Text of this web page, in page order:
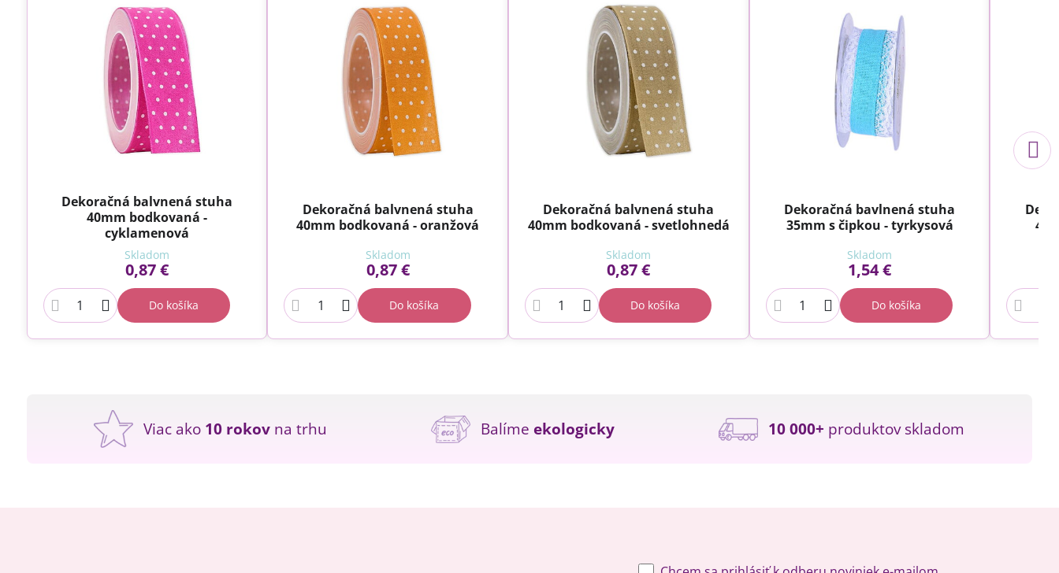
Dekoračná balvnená stuha
40mm bodkovaná -
cyklamenová
Skladom
0,87 €
Do košíka
Dekoračná balvnená stuha
40mm bodkovaná - oranžová
Skladom
0,87 €
Do košíka
Dekoračná balvnená stuha
40mm bodkovaná - svetlohnedá
Skladom
0,87 €
Do košíka
Dekoračná bavlnená stuha
35mm s čipkou - tyrkysová
Skladom
1,54 €
Do košíka
Viac ako 10 rokov na trhu Balíme ekologicky 10 000+ produktov skladom